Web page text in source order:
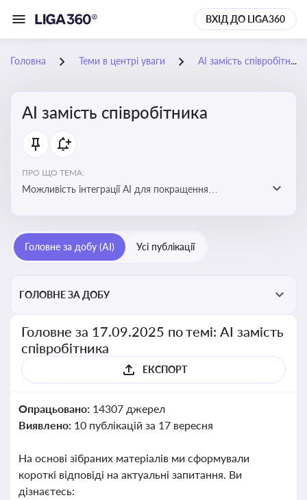
ВХІД ДО LIGA360
Головна Теми в центрі уваги АІ замість співробітника
АІ замість співробітника
ПРО ЩО ТЕМА:
Можливість інтеграції АІ для покращення
Головне за добу (AI) Усі публікації
ГОЛОВНЕ ЗА ДОБУ
Головне за 17.09.2025 по темі: АІ замість
співробітника
ЕКСПОРТ
Опрацьовано: 14307 джерел
Виявлено: 10 публікацій за 17 вересня
На основі зібраних матеріалів ми сформували
короткі відповіді на актуальні запитання. Ви
дізнаєтесь: